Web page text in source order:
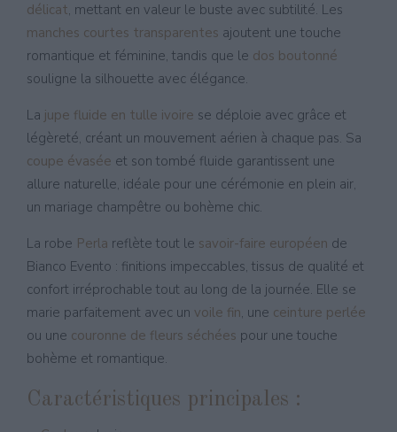
délicat, mettant en valeur le buste avec subtilité. Les
manches courtes transparentes ajoutent une touche
romantique et féminine, tandis que le dos boutonné
souligne la silhouette avec élégance.
La jupe fluide en tulle ivoire se déploie avec grâce et
légèreté, créant un mouvement aérien à chaque pas. Sa
coupe évasée et son tombé fluide garantissent une
allure naturelle, idéale pour une cérémonie en plein air,
un mariage champêtre ou bohème chic.
La robe Perla reflète tout le savoir-faire européen de
Bianco Evento : finitions impeccables, tissus de qualité et
confort irréprochable tout au long de la journée. Elle se
marie parfaitement avec un voile fin, une ceinture perlée
ou une couronne de fleurs séchées pour une touche
bohème et romantique.
Caractéristiques principales :